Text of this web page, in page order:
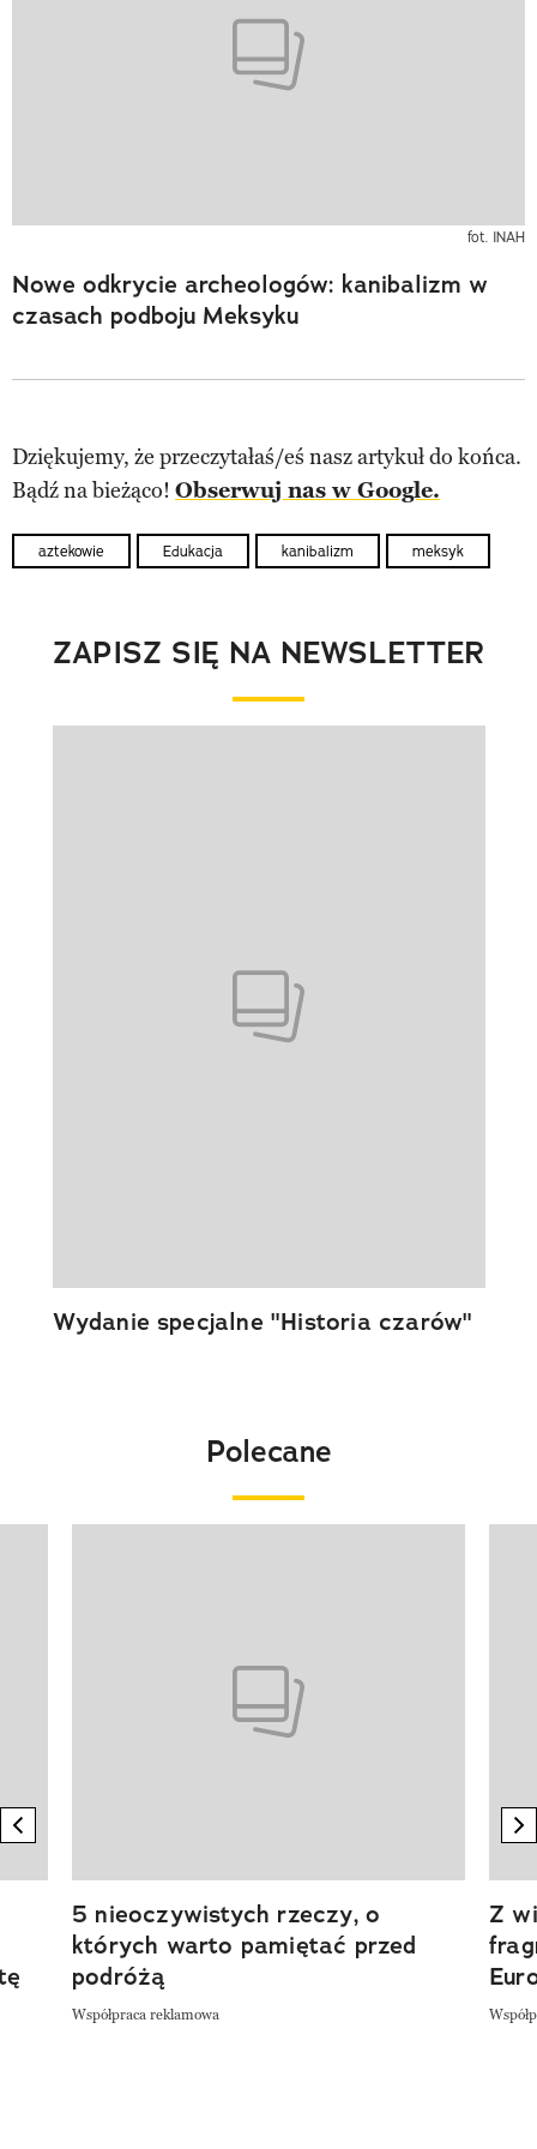
fot. INAH
Nowe odkrycie archeologów: kanibalizm w
czasach podboju Meksyku
Dziękujemy, że przeczytałaś/eś nasz artykuł do końca.
Bądź na bieżąco! Obserwuj nas w Google.
aztekowie Edukacja kanibalizm meksyk
ZAPISZ SIĘ NA NEWSLETTER
Wydanie specjalne "Historia czarów"
Polecane
previous element
5 nieoczywistych rzeczy, o
których warto pamiętać przed
podróżą
Współpraca reklamowa
Z